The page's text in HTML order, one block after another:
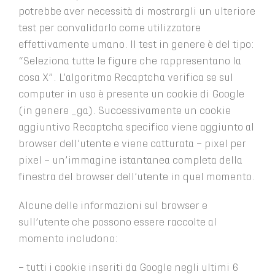
potrebbe aver necessità di mostrargli un ulteriore
test per convalidarlo come utilizzatore
effettivamente umano. Il test in genere è del tipo:
“Seleziona tutte le figure che rappresentano la
cosa X”. L’algoritmo Recaptcha verifica se sul
computer in uso è presente un cookie di Google
(in genere _ga). Successivamente un cookie
aggiuntivo Recaptcha specifico viene aggiunto al
browser dell’utente e viene catturata – pixel per
pixel – un’immagine istantanea completa della
finestra del browser dell’utente in quel momento.
Alcune delle informazioni sul browser e
sull’utente che possono essere raccolte al
momento includono:
– tutti i cookie inseriti da Google negli ultimi 6